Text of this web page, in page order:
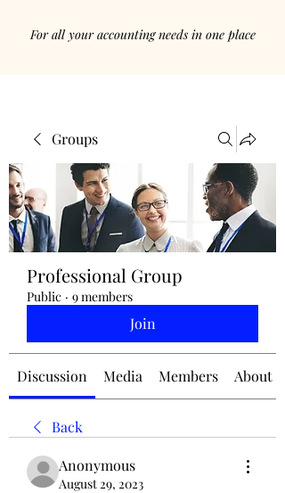
For all your accounting needs in one place
jennifermcchesney@yahoo.com
(604) 445-2082
Groups
Professional Group
Public · 9 members
Join
Discussion Media Members About
Back
Anonymous
August 29, 2023